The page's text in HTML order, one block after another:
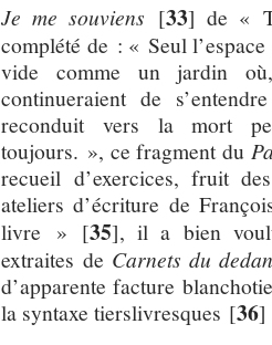
Je me souviens [33] de «
complété de : « Seul
vide comme un jardin
continueraient de
reconduit vers la mort
toujours. », ce fragment du
recueil d’exercices, fruit
ateliers d’écriture de
livre » [35], il a bien
extraites de Carnets du
d’apparente facture
la syntaxe tierslivresques [36]